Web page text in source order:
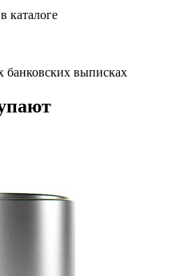
каталоге
банковских выписках